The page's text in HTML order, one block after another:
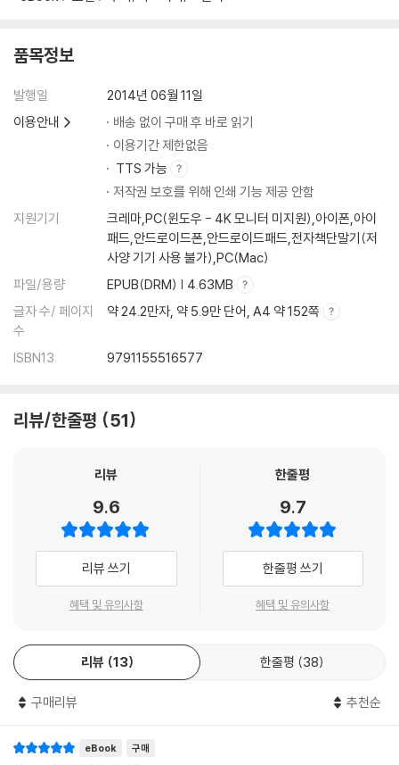
4. The Valley of Fear
6. Danger
Epilogue
품목정보
발행일
2014년 06월 11일
이용안내
배송 없이 구매 후 바로 읽기
이용기간 제한없음
TTS 가능
저작권 보호를 위해 인쇄 기능 제공 안함
지원기기
크레마,PC(윈도우 - 4K 모니터 미지원),아이폰,아이
패드,안드로이드폰,안드로이드패드,전자책단말기(저
사양 기기 사용 불가),PC(Mac)
파일/용량
EPUB(DRM) | 4.63MB
글자 수/ 페이지
수
약 24.2만자, 약 5.9만 단어, A4 약 152쪽
ISBN13 9791155516577
리뷰/한줄평 51
리뷰
9.6
리뷰 쓰기
혜택 및 유의사항
한줄평
9.7
한줄평 쓰기
혜택 및 유의사항
리뷰 13 한줄평 38
구매리뷰 추천순
eBook 구매